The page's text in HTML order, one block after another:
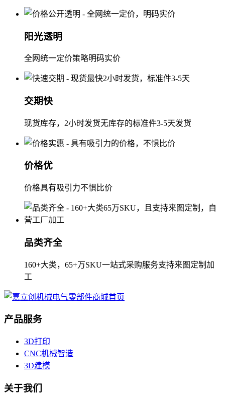
阳光透明
全网统一定价策略明码实价
交期快
现货库存，2小时发货无库存的标准件3-5天发货
价格优
价格具有吸引力不惧比价
品类齐全
160+大类，65+万SKU一站式采购服务支持来图定制加
工
产品服务
3D打印
CNC机械智造
3D建模
关于我们